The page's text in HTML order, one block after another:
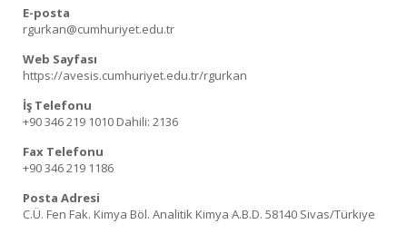
E-posta
rgurkan@cumhuriyet.edu.tr
Web Sayfası
https://avesis.cumhuriyet.edu.tr/rgurkan
İş Telefonu
+90 346 219 1010 Dahili: 2136
Fax Telefonu
+90 346 219 1186
Posta Adresi
C.Ü. Fen Fak. Kimya Böl. Analitik Kimya A.B.D. 58140 Sivas/Türkiye